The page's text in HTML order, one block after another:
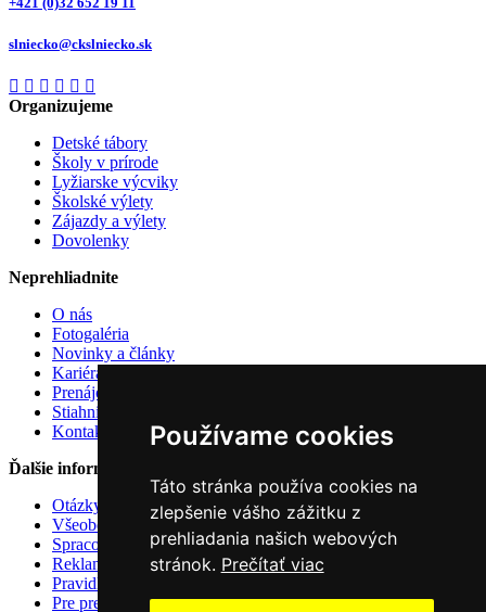
Používame cookies
Táto stránka používa cookies na
zlepšenie vášho zážitku z
prehliadania našich webových
stránok. Prečítať viac
slniecko@ckslniecko.sk
Organizujeme
Detské tábory
Školy v prírode
Lyžiarske výcviky
Školské výlety
Zájazdy a výlety
Dovolenky
Neprehliadnite
O nás
Fotogaléria
Novinky a články
Kariéra u nás
Prenájom atrakcií
Stiahnite si
Kontakt
Ďalšie informácie
Otázky a odpovede
Všeobecné zmluvné podmienky
Spracovanie osobných údajov
Reklamačný poriadok
Pravidlá používania cookies
Pre predajcov